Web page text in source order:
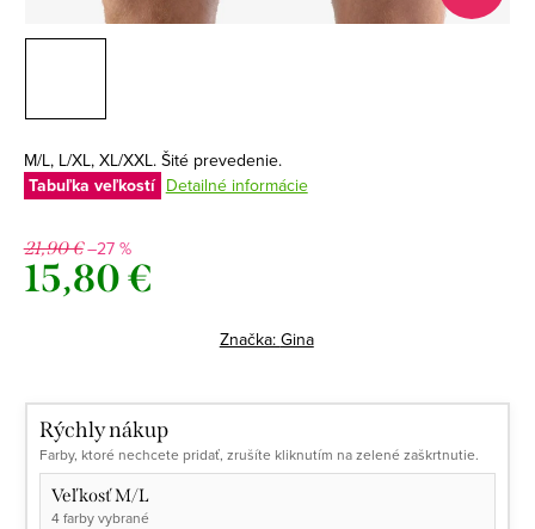
M/L, L/XL, XL/XXL. Šité prevedenie.
Tabuľka veľkostí Detailné informácie
21,90 €–27 %
15,80 €
Značka: Gina
Rýchly nákup
Farby, ktoré nechcete pridať, zrušíte kliknutím na zelené zaškrtnutie.
Veľkosť M/L
4 farby vybrané